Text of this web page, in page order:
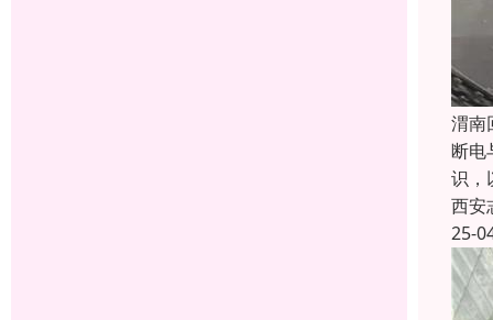
渭南
断电
识，
西安
25-